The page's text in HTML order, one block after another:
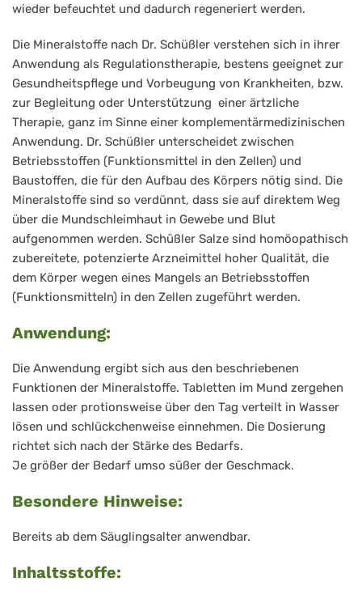
wieder befeuchtet und dadurch regeneriert werden.
Die Mineralstoffe nach Dr. Schüßler verstehen sich in ihrer
Anwendung als Regulationstherapie, bestens geeignet zur
Gesundheitspflege und Vorbeugung von Krankheiten, bzw.
zur Begleitung oder Unterstützung einer ärtzliche
Therapie, ganz im Sinne einer komplementärmedizinischen
Anwendung. Dr. Schüßler unterscheidet zwischen
Betriebsstoffen (Funktionsmittel in den Zellen) und
Baustoffen, die für den Aufbau des Körpers nötig sind. Die
Mineralstoffe sind so verdünnt, dass sie auf direktem Weg
über die Mundschleimhaut in Gewebe und Blut
aufgenommen werden. Schüßler Salze sind homöopathisch
zubereitete, potenzierte Arzneimittel hoher Qualität, die
dem Körper wegen eines Mangels an Betriebsstoffen
(Funktionsmitteln) in den Zellen zugeführt werden.
Anwendung:
Die Anwendung ergibt sich aus den beschriebenen
Funktionen der Mineralstoffe. Tabletten im Mund zergehen
lassen oder protionsweise über den Tag verteilt in Wasser
lösen und schlückchenweise einnehmen. Die Dosierung
richtet sich nach der Stärke des Bedarfs.
Je größer der Bedarf umso süßer der Geschmack.
Besondere Hinweise:
Bereits ab dem Säuglingsalter anwendbar.
Inhaltsstoffe: